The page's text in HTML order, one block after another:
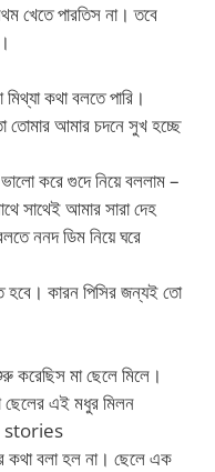
খেতে পারতিস না। তবে
কথা বলতে পারি।
আমার চদনে সুখ হচ্ছে
ভালো করে গুদে নিয়ে বললাম –
সাথেই আমার সারা দেহ
ননদ ডিম নিয়ে ঘরে
কারন পিসির জন্যই তো
মা ছেলে মিলে।
ছেলের এই মধুর মিলন
stories
বলা হল না। ছেলে এক